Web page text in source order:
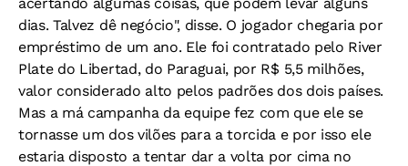
dias. Talvez dê negócio", disse. O jogador chegaria por
empréstimo de um ano. Ele foi contratado pelo River
Plate do Libertad, do Paraguai, por R$ 5,5 milhões,
valor considerado alto pelos padrões dos dois países.
Mas a má campanha da equipe fez com que ele se
tornasse um dos vilões para a torcida e por isso ele
estaria disposto a tentar dar a volta por cima no